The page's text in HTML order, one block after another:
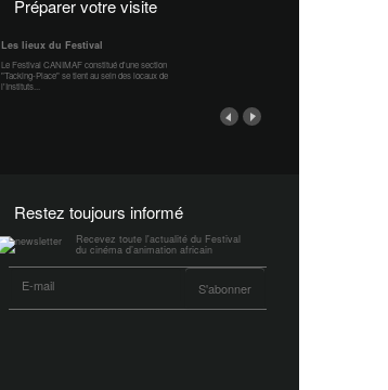
Préparer votre visite
Les lieux du Festival
Le Festival CANIMAF constitué d'une section
"Tacking-Place" se tient au sein des locaux de
l'Instituts...
Restez toujours informé
Recevez toute l'actualité du Festival
du cinéma d’animation africain